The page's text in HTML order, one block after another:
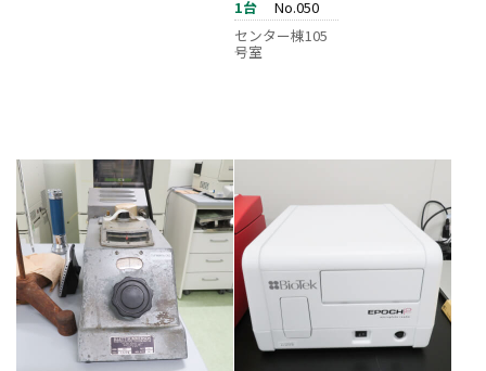
1台
No.050
センター棟105
号室